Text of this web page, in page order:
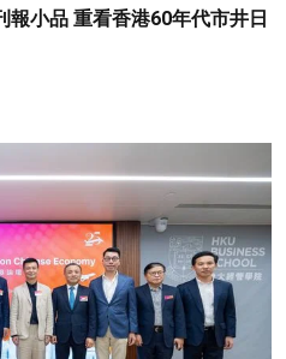
小品 重看香港60年代市井日